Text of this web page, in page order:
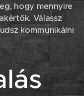
hogy mennyire
Válassz
kommunikálni